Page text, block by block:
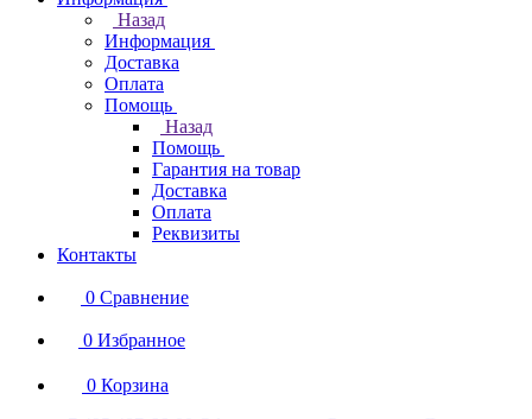
Назад
Информация
Доставка
Оплата
Помощь
Назад
Помощь
Гарантия на товар
Доставка
Оплата
Реквизиты
Контакты
0 Сравнение
0 Избранное
0 Корзина